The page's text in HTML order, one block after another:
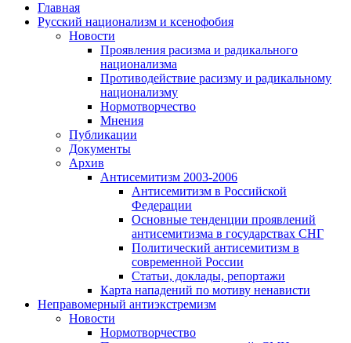
Главная
Русский национализм и ксенофобия
Новости
Проявления расизма и радикального
национализма
Противодействие расизму и радикальному
национализму
Нормотворчество
Мнения
Публикации
Документы
Архив
Антисемитизм 2003-2006
Антисемитизм в Российской
Федерации
Основные тенденции проявлений
антисемитизма в государствах СНГ
Политический антисемитизм в
современной России
Статьи, доклады, репортажи
Карта нападений по мотиву ненависти
Неправомерный антиэкстремизм
Новости
Нормотворчество